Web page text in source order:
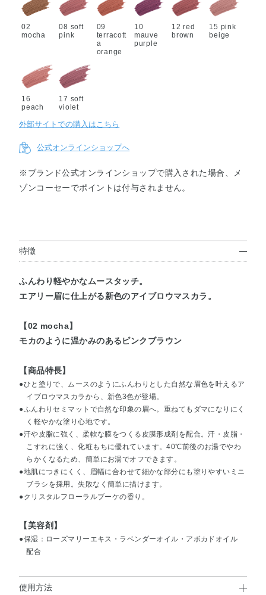
02
mocha
08 soft
pink
09
terracott
a
orange
10
mauve
purple
12 red
brown
15 pink
beige
16
peach
17 soft
violet
外部サイトでの購入はこちら
公式オンラインショップへ
※ブランド公式オンラインショップで購入された場合、メ
ゾンコーセーでポイントは付与されません。
特徴
ふんわり軽やかなムースタッチ。
エアリー眉に仕上がる新色のアイブロウマスカラ。
【02 mocha】
モカのように温かみのあるピンクブラウン
【商品特長】
●ひと塗りで、ムースのようにふんわりとした自然な眉色を叶えるア
イブロウマスカラから、新色3色が登場。
●ふんわりセミマットで自然な印象の眉へ。重ねてもダマになりにく
く軽やかな塗り心地です。
●汗や皮脂に強く、柔軟な膜をつくる皮膜形成剤を配合。汗・皮脂・
こすれに強く、化粧もちに優れています。40℃前後のお湯でやわ
らかくなるため、簡単にお湯でオフできます。
●地肌につきにくく、眉幅に合わせて細かな部分にも塗りやすいミニ
ブラシを採用。失敗なく簡単に描けます。
●クリスタルフローラルブーケの香り。
【美容剤】
●保湿：ローズマリーエキス・ラベンダーオイル・アボカドオイル
配合
使用方法